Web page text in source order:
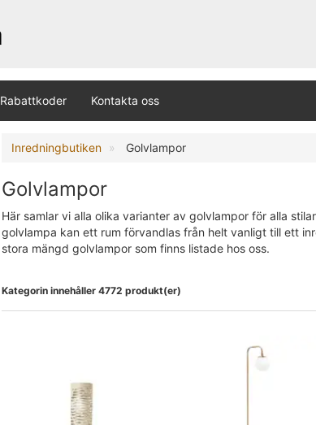
Rabattkoder Kontakta oss
Inredningbutiken Golvlampor
Golvlampor
Här samlar vi alla olika varianter av golvlampor för alla
golvlampa kan ett rum förvandlas från helt vanligt till ett
stora mängd golvlampor som finns listade hos oss.
Kategorin innehåller 4772 produkt(er)